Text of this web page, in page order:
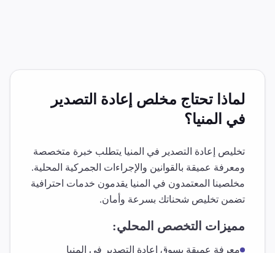
لماذا تحتاج مخلص إعادة التصدير
في المنيا؟
تخليص إعادة التصدير في المنيا يتطلب خبرة متخصصة
ومعرفة عميقة بالقوانين والإجراءات الجمركية المحلية.
مخلصينا المعتمدون في المنيا يقدمون خدمات احترافية
تضمن تخليص شحناتك بسرعة وأمان.
مميزات التخصص المحلي:
معرفة عميقة بسوق إعادة التصدير في المنيا